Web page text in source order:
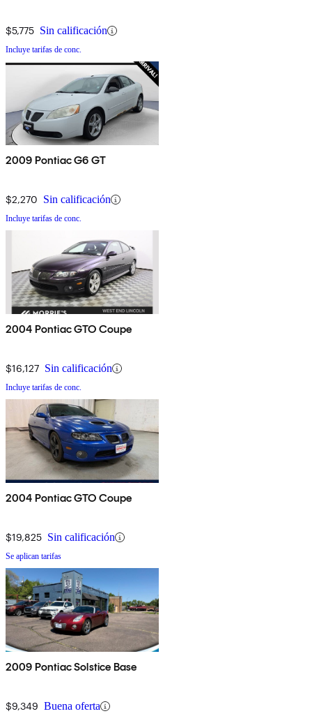
$5,775 Sin calificación
Incluye tarifas de conc.
2009 Pontiac G6 GT
$2,270 Sin calificación
Incluye tarifas de conc.
2004 Pontiac GTO Coupe
$16,127 Sin calificación
Incluye tarifas de conc.
2004 Pontiac GTO Coupe
$19,825 Sin calificación
Se aplican tarifas
2009 Pontiac Solstice Base
$9,349 Buena oferta